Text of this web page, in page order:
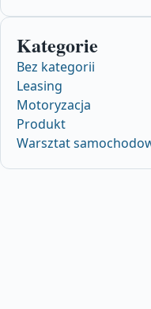
Kategorie
Bez kategorii
Leasing
Motoryzacja
Produkt
Warsztat